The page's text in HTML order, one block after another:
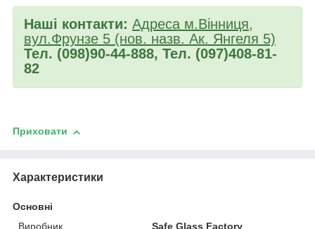
Наші контакти: Адреса м.Вінниця,
вул.Фрунзе 5 (нов. назв. Ак. Янгеля 5)
Тел. (098)90-44-888, Тел. (097)408-81-
82
Приховати
Характеристики
Основні
Виробник
Safe Glass Factory